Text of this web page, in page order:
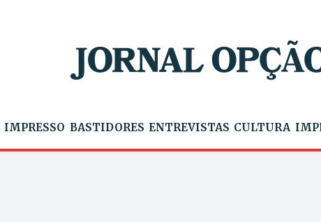
IMPRESSO BASTIDORES ENTREVISTAS CULTURA